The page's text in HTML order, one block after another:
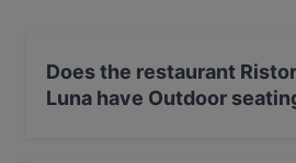
Does the restaurant
Luna have Outdoor